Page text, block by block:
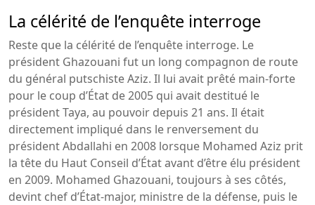
La célérité de l’enquête interroge
Reste que la célérité de l’enquête interroge. Le
président Ghazouani fut un long compagnon de route
du général putschiste Aziz. Il lui avait prêté main-forte
pour le coup d’État de 2005 qui avait destitué le
président Taya, au pouvoir depuis 21 ans. Il était
directement impliqué dans le renversement du
président Abdallahi en 2008 lorsque Mohamed Aziz prit
la tête du Haut Conseil d’État avant d’être élu président
en 2009. Mohamed Ghazouani, toujours à ses côtés,
devint chef d’État-major, ministre de la défense, puis le